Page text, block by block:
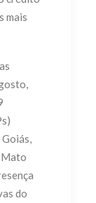
mais
Mato
do